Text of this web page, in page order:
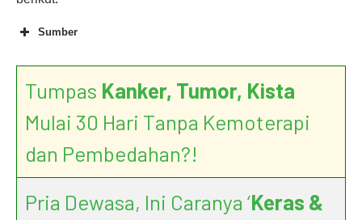
Sumber
Tumpas Kanker, Tumor, Kista
Mulai 30 Hari Tanpa Kemoterapi
dan Pembedahan?!
Pria Dewasa, Ini Caranya ‘Keras &